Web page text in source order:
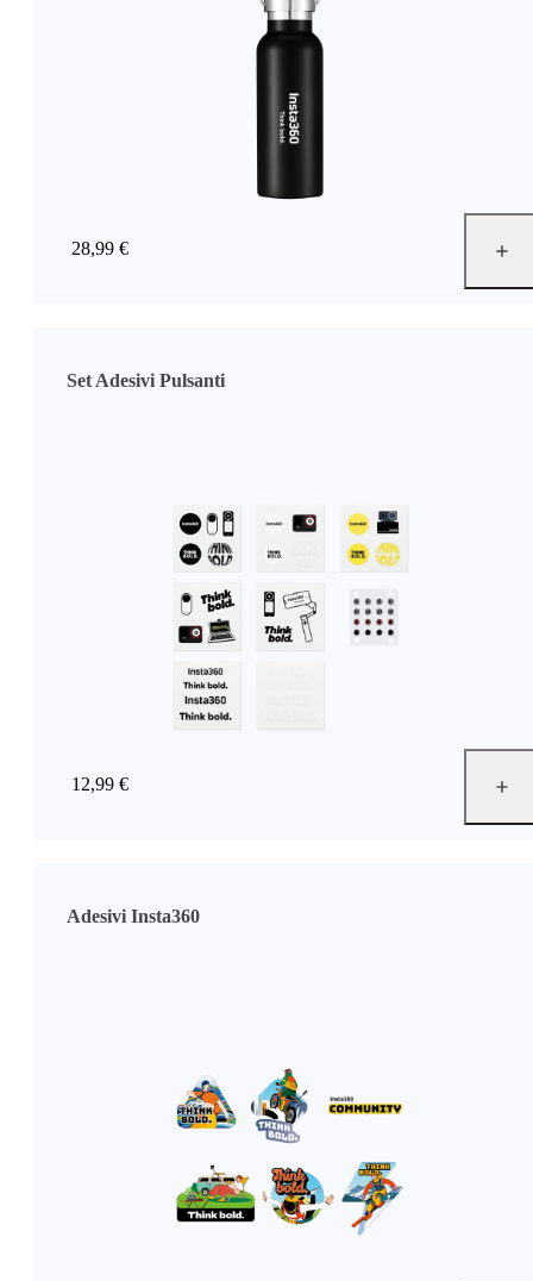
28,99 €
Set Adesivi Pulsanti
12,99 €
Adesivi Insta360